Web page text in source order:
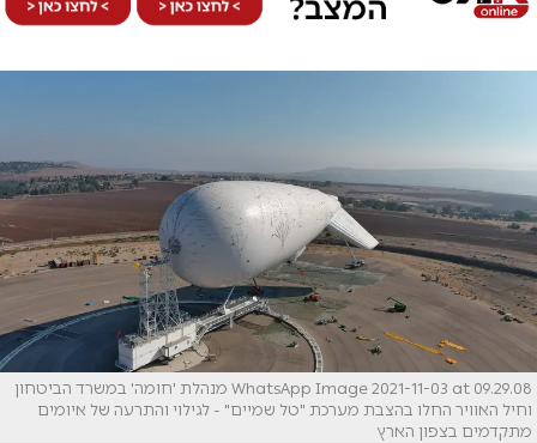
WhatsApp Image 2021-11-03 at 09.29.08 מנהלת 'חומה' במשרד הביטחון
וחיל האוויר החלו בהצבת מערכת "טל שמיים" - לגילוי והתרעה של איומים
מתקדמים בצפון הארץ